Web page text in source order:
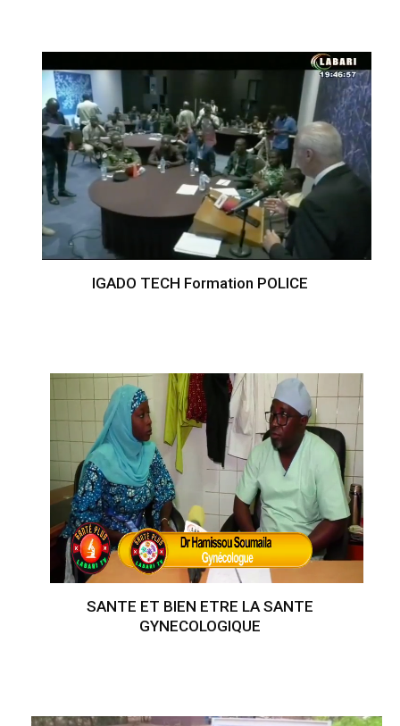
IGADO TECH Formation POLICE
SANTE ET BIEN ETRE LA SANTE
GYNECOLOGIQUE